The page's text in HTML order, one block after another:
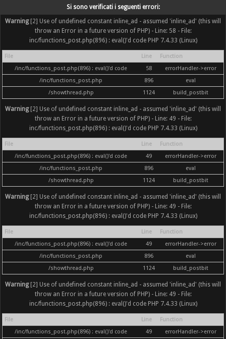
Si sono verificati i seguenti errori:
Warning[2] Use of undefined constant inline_ad - assumed 'inline_ad' (this will
throw an Error in a future version of PHP) - Line: 58 - File:
inc/functions_post.php(896) : eval()'d code PHP 7.4.33 (Linux)
File Line
Function
/inc/functions_post.php(896) : eval()'d code
58
errorHandler->error
/inc/functions_post.php
896
eval
/showthread.php
1124 build_postbit
Warning[2] Use of undefined constant inline_ad - assumed 'inline_ad' (this will
throw an Error in a future version of PHP) - Line: 49 - File:
inc/functions_post.php(896) : eval()'d code PHP 7.4.33 (Linux)
File Line
Function
/inc/functions_post.php(896) : eval()'d code
49
errorHandler->error
/inc/functions_post.php
896
eval
/showthread.php
1124 build_postbit
Warning[2] Use of undefined constant inline_ad - assumed 'inline_ad' (this will
throw an Error in a future version of PHP) - Line: 49 - File:
inc/functions_post.php(896) : eval()'d code PHP 7.4.33 (Linux)
File Line
Function
/inc/functions_post.php(896) : eval()'d code
49
errorHandler->error
/inc/functions_post.php
896
eval
/showthread.php
1124 build_postbit
Warning[2] Use of undefined constant inline_ad - assumed 'inline_ad' (this will
throw an Error in a future version of PHP) - Line: 49 - File:
inc/functions_post.php(896) : eval()'d code PHP 7.4.33 (Linux)
File Line
Function
/inc/functions_post.php(896) : eval()'d code
49
errorHandler->error